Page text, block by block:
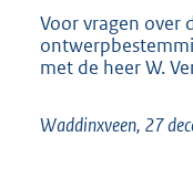
Voor vragen over
met de heer W.
Waddinxveen, 27